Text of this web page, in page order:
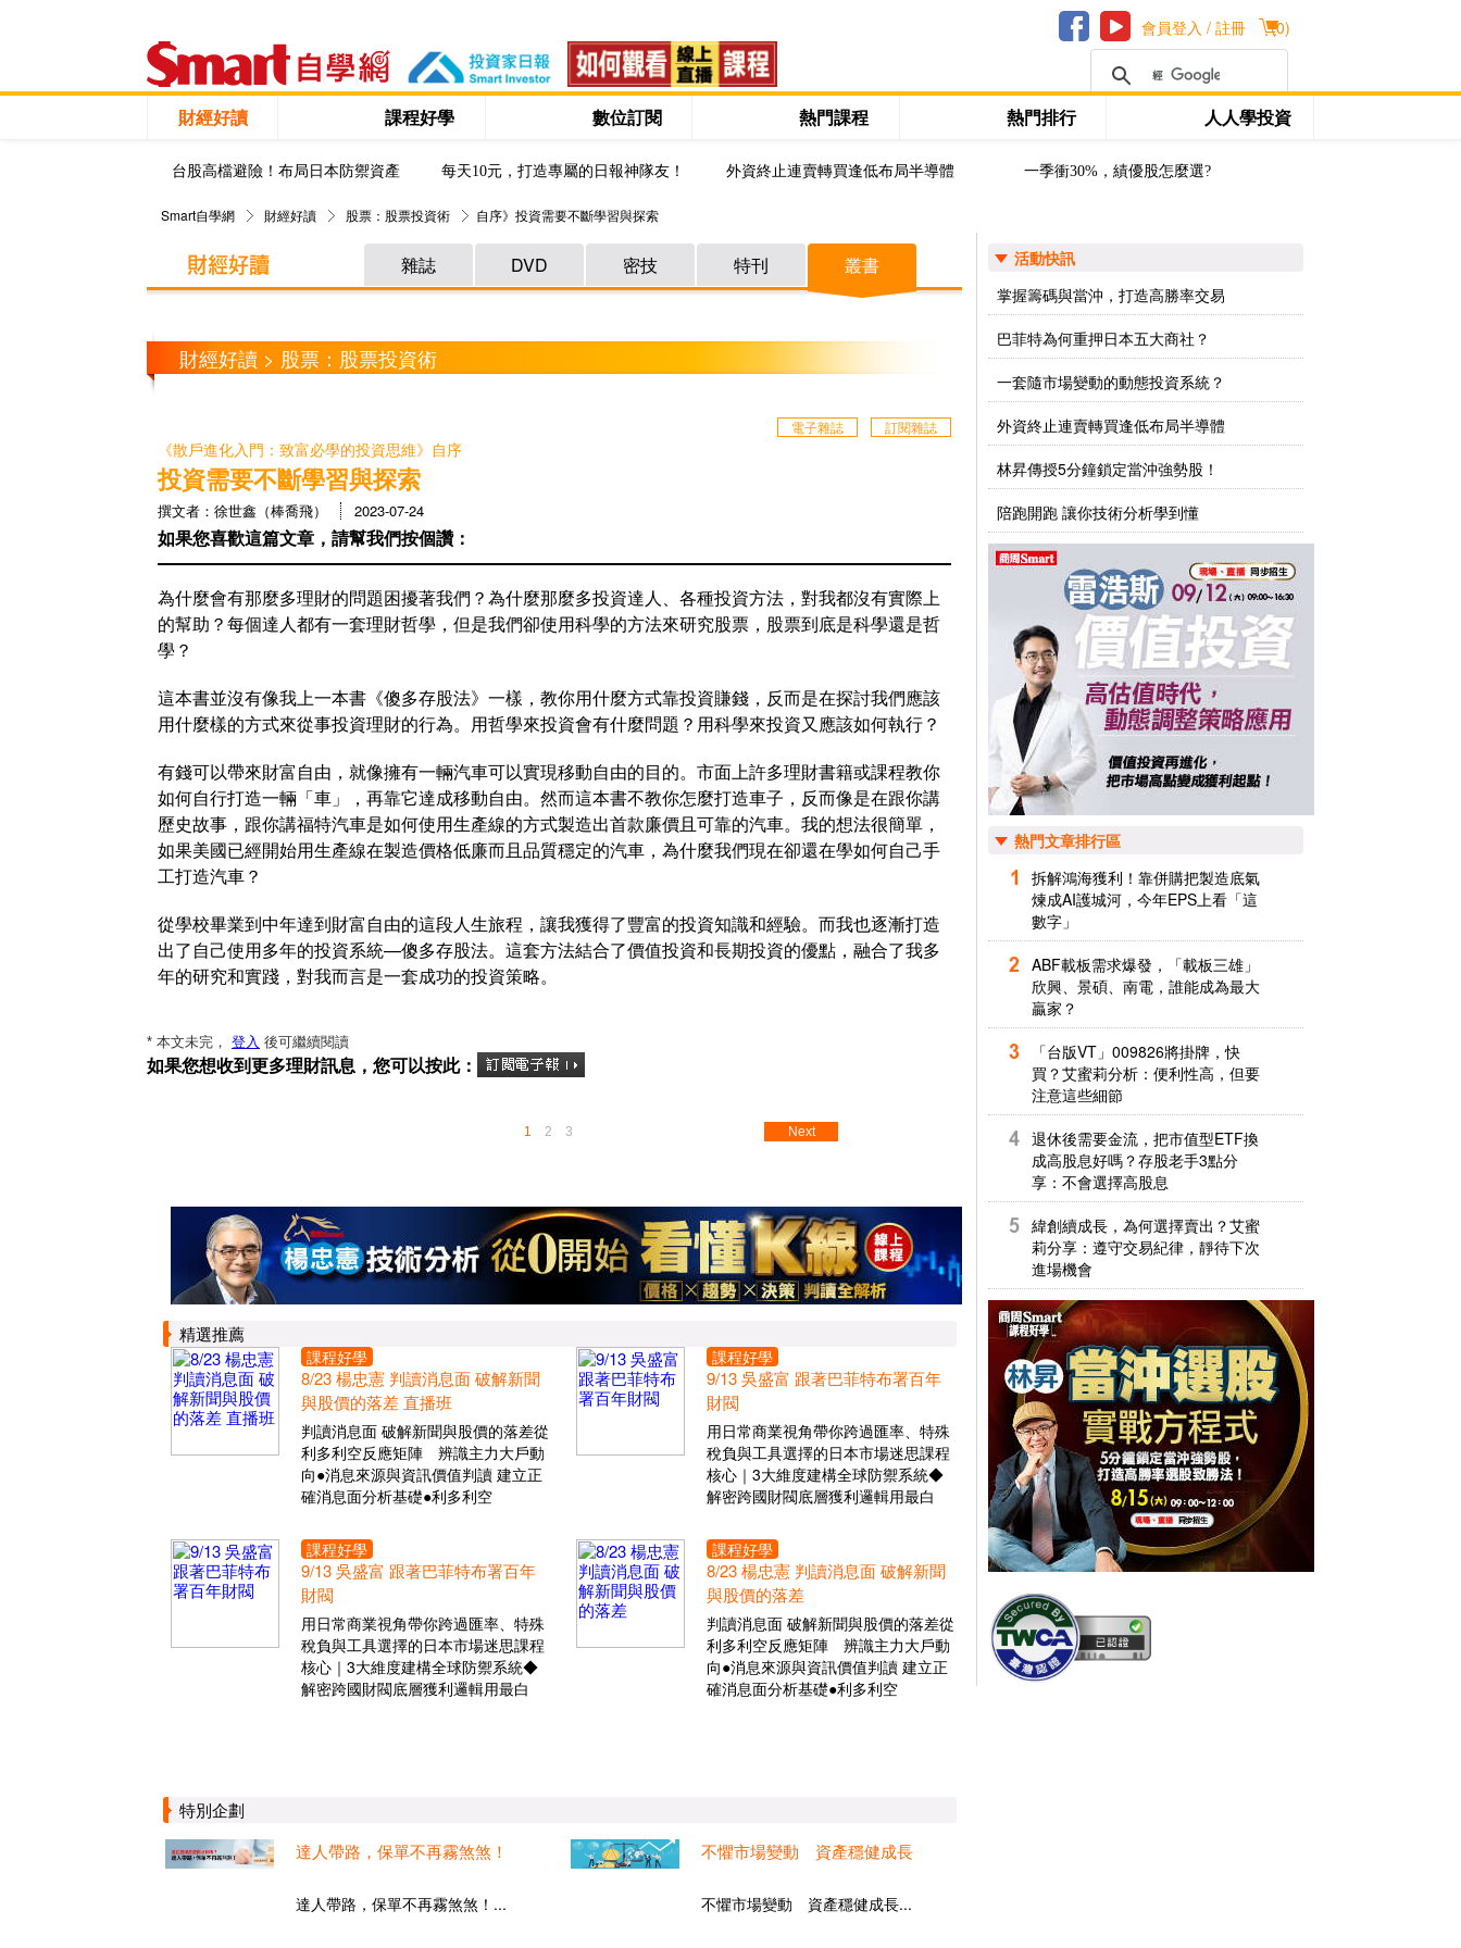
(0)
會員登入 / 註冊
財經好讀 課程好學 數位訂閱 熱門課程 熱門排行 人人學投資
台股高檔避險！布局日本防禦資產 每天10元，打造專屬的日報神隊友！ 外資終止連賣轉買逢低布局半導體 一季衝30%，績優股怎麼選?
Smart自學網 財經好讀 股票：股票投資術 自序》投資需要不斷學習與探索
雜誌 DVD 密技 特刊 叢書
財經好讀 > 股票：股票投資術
訂閱雜誌
電子雜誌
《散戶進化入門：致富必學的投資思維》自序
投資需要不斷學習與探索
撰文者：徐世鑫（棒喬飛） 2023-07-24
如果您喜歡這篇文章，請幫我們按個讚：
為什麼會有那麼多理財的問題困擾著我們？為什麼那麼多投資達人、各種投資方法，對我都沒有實際上
的幫助？每個達人都有一套理財哲學，但是我們卻使用科學的方法來研究股票，股票到底是科學還是哲
學？
這本書並沒有像我上一本書《傻多存股法》一樣，教你用什麼方式靠投資賺錢，反而是在探討我們應該
用什麼樣的方式來從事投資理財的行為。用哲學來投資會有什麼問題？用科學來投資又應該如何執行？
有錢可以帶來財富自由，就像擁有一輛汽車可以實現移動自由的目的。市面上許多理財書籍或課程教你
如何自行打造一輛「車」，再靠它達成移動自由。然而這本書不教你怎麼打造車子，反而像是在跟你講
歷史故事，跟你講福特汽車是如何使用生產線的方式製造出首款廉價且可靠的汽車。我的想法很簡單，
如果美國已經開始用生產線在製造價格低廉而且品質穩定的汽車，為什麼我們現在卻還在學如何自己手
工打造汽車？
從學校畢業到中年達到財富自由的這段人生旅程，讓我獲得了豐富的投資知識和經驗。而我也逐漸打造
出了自己使用多年的投資系統—傻多存股法。這套方法結合了價值投資和長期投資的優點，融合了我多
年的研究和實踐，對我而言是一套成功的投資策略。
* 本文未完， 登入 後可繼續閱讀
如果您想收到更多理財訊息，您可以按此：
1 2 3 Next
精選推薦
課程好學
8/23 楊忠憲 判讀消息面 破解新聞
與股價的落差 直播班
判讀消息面 破解新聞與股價的落差從
利多利空反應矩陣 辨識主力大戶動
向●消息來源與資訊價值判讀 建立正
確消息面分析基礎●利多利空
課程好學
9/13 吳盛富 跟著巴菲特布署百年
財閥
用日常商業視角帶你跨過匯率、特殊
稅負與工具選擇的日本市場迷思課程
核心｜3大維度建構全球防禦系統◆
解密跨國財閥底層獲利邏輯用最白
課程好學
9/13 吳盛富 跟著巴菲特布署百年
財閥
用日常商業視角帶你跨過匯率、特殊
稅負與工具選擇的日本市場迷思課程
核心｜3大維度建構全球防禦系統◆
解密跨國財閥底層獲利邏輯用最白
課程好學
8/23 楊忠憲 判讀消息面 破解新聞
與股價的落差
判讀消息面 破解新聞與股價的落差從
利多利空反應矩陣 辨識主力大戶動
向●消息來源與資訊價值判讀 建立正
確消息面分析基礎●利多利空
特別企劃
達人帶路，保單不再霧煞煞！
達人帶路，保單不再霧煞煞！...
不懼市場變動 資產穩健成長
不懼市場變動 資產穩健成長...
活動快訊
掌握籌碼與當沖，打造高勝率交易
巴菲特為何重押日本五大商社？
一套隨市場變動的動態投資系統？
外資終止連賣轉買逢低布局半導體
林昇傳授5分鐘鎖定當沖強勢股！
陪跑開跑 讓你技術分析學到懂
熱門文章排行區
拆解鴻海獲利！靠併購把製造底氣
煉成AI護城河，今年EPS上看「這
數字」
ABF載板需求爆發，「載板三雄」
欣興、景碩、南電，誰能成為最大
贏家？
「台版VT」009826將掛牌，快
買？艾蜜莉分析：便利性高，但要
注意這些細節
退休後需要金流，把市值型ETF換
成高股息好嗎？存股老手3點分
享：不會選擇高股息
緯創續成長，為何選擇賣出？艾蜜
莉分享：遵守交易紀律，靜待下次
進場機會